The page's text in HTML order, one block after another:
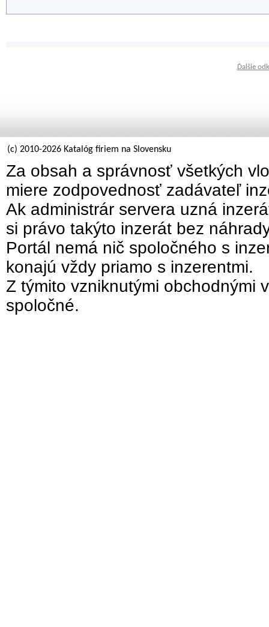
Ďalšie
(c) 2010-2026 Katalóg firiem na Slovensku
Za obsah a správnosť všetkých
miere zodpovednosť zadávateľ
Ak administrár servera uzná
si právo takýto inzerát bez
Portál nemá nič spoločného s
konajú vždy priamo s inzerentmi.
Z týmito vzniknutými obchodnými
spoločné.